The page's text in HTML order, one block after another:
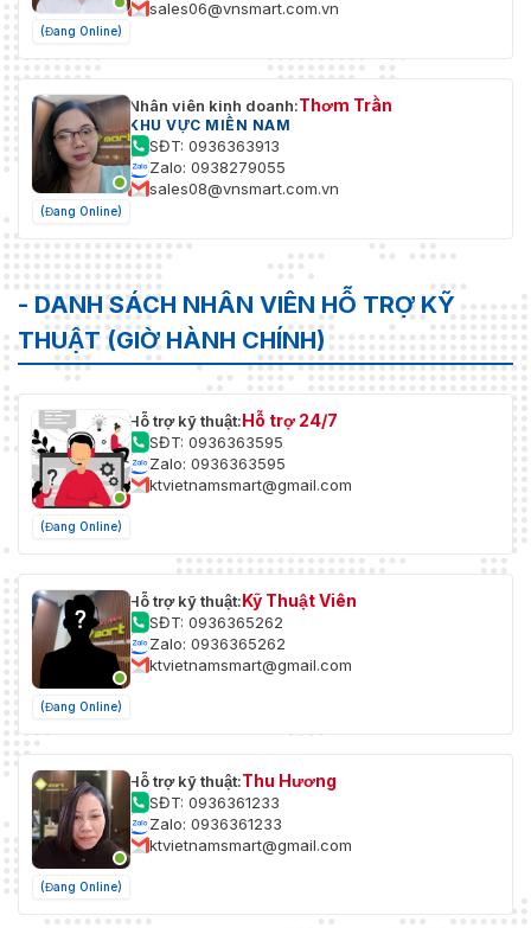
Nhiệt độ lưu trữ
Độ ẩm lưu trữ
(Đang Online)
sales06@vnsmart.com.vn
(Đang Online)
Nhân viên kinh doanh:Thơm Trần
KHU VỰC MIỀN NAM
SĐT: 0936363913
Zalo: 0938279055
sales08@vnsmart.com.vn
- DANH SÁCH NHÂN VIÊN HỖ TRỢ KỸ
THUẬT (GIỜ HÀNH CHÍNH)
(Đang Online)
Hỗ trợ kỹ thuật:Hỗ trợ 24/7
SĐT: 0936363595
Zalo: 0936363595
ktvietnamsmart@gmail.com
(Đang Online)
Hỗ trợ kỹ thuật:Kỹ Thuật Viên
SĐT: 0936365262
Zalo: 0936365262
ktvietnamsmart@gmail.com
(Đang Online)
Hỗ trợ kỹ thuật:Thu Hương
SĐT: 0936361233
Zalo: 0936361233
ktvietnamsmart@gmail.com